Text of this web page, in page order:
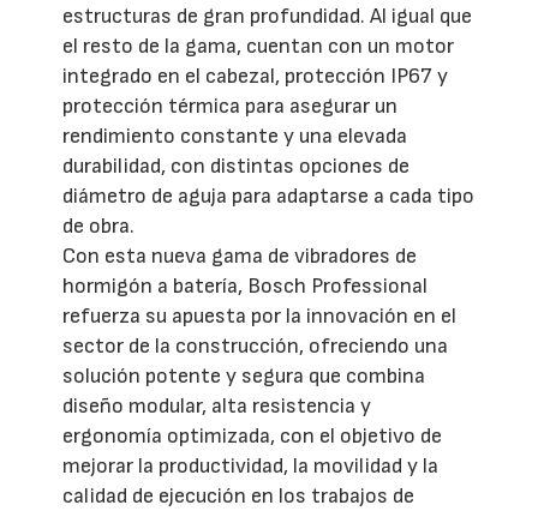
estructuras de gran profundidad. Al igual que
el resto de la gama, cuentan con un motor
integrado en el cabezal, protección IP67 y
protección térmica para asegurar un
rendimiento constante y una elevada
durabilidad, con distintas opciones de
diámetro de aguja para adaptarse a cada tipo
de obra.
Con esta nueva gama de vibradores de
hormigón a batería, Bosch Professional
refuerza su apuesta por la innovación en el
sector de la construcción, ofreciendo una
solución potente y segura que combina
diseño modular, alta resistencia y
ergonomía optimizada, con el objetivo de
mejorar la productividad, la movilidad y la
calidad de ejecución en los trabajos de